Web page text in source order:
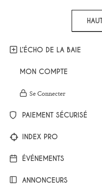
L’ÉCHO DE LA BAIE
MON COMPTE
Se Connecter
PAIEMENT SÉCURISÉ
INDEX PRO
ÉVÉNEMENTS
ANNONCEURS